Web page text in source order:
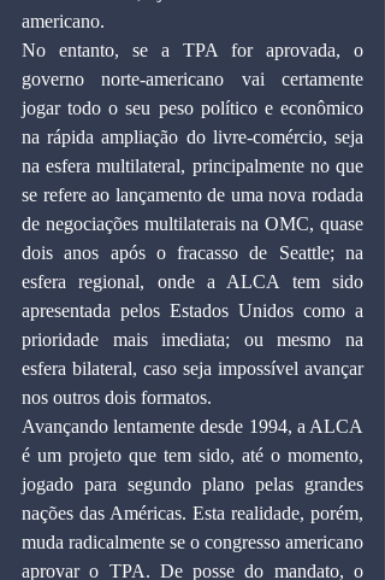
americano.
No entanto, se a TPA for aprovada, o
governo norte-americano vai certamente
jogar todo o seu peso político e econômico
na rápida ampliação do livre-comércio, seja
na esfera multilateral, principalmente no que
se refere ao lançamento de uma nova rodada
de negociações multilaterais na OMC, quase
dois anos após o fracasso de Seattle; na
esfera regional, onde a ALCA tem sido
apresentada pelos Estados Unidos como a
prioridade mais imediata; ou mesmo na
esfera bilateral, caso seja impossível avançar
nos outros dois formatos.
Avançando lentamente desde 1994, a ALCA
é um projeto que tem sido, até o momento,
jogado para segundo plano pelas grandes
nações das Américas. Esta realidade, porém,
muda radicalmente se o congresso americano
aprovar o TPA. De posse do mandato, o